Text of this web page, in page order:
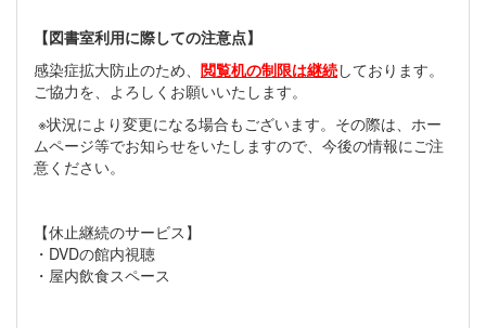
【図書室利用に際しての注意点】
感染症拡大防止のため、 閲覧机の制限は継続しております。
ご協力を、よろしくお願いいたします。
※状況により変更になる場合もございます。その際は、ホー
ムページ等でお知らせをいたしますので、今後の情報にご注
意ください。
【休止継続のサービス】
・DVDの館内視聴
・屋内飲食スペース